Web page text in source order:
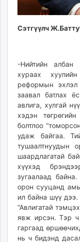
Сэтгүүлч
-Нийтийн албан
хураах
реформын эхлэл
заавал батлах
авлига, хулгай
хэдэн
болтлоо
удаж байгаа.
тушаалтнуудын
шаардлагатай
хүүхэд
зугаалаад
орон сууцанд
ил байна шүү
“Авлигатай
явж ирсэн. Тэр ч
гаргаад
нь ч бидэнд